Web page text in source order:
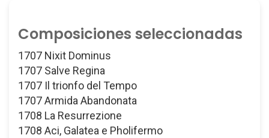
Composiciones seleccionadas
1707 Nixit Dominus
1707 Salve Regina
1707 Il trionfo del Tempo
1707 Armida Abandonata
1708 La Resurrezione
1708 Aci, Galatea e Pholifermo